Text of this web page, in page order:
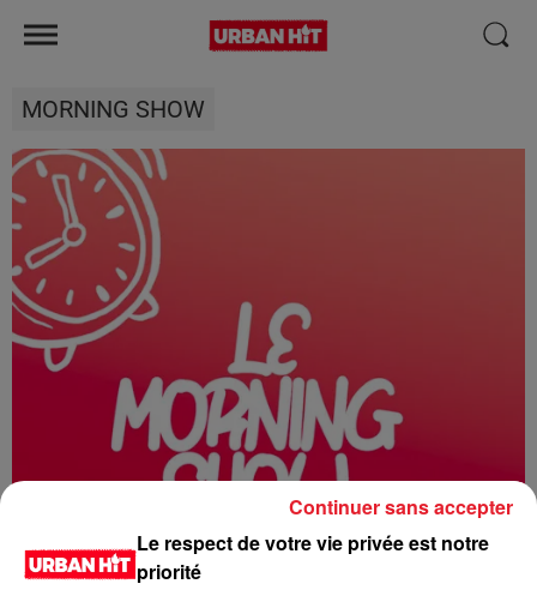
MORNING SHOW
Le respect de votre vie privée est notre
priorité
Continuer sans accepter